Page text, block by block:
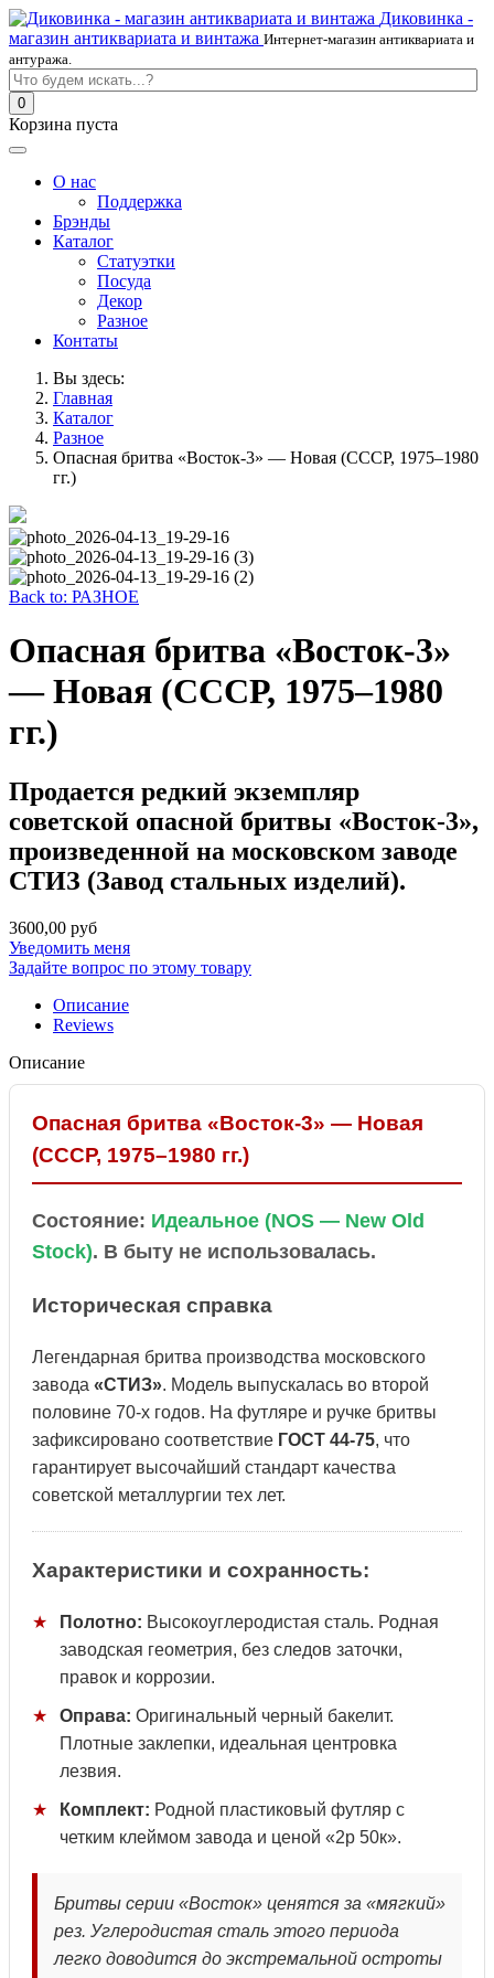
Диковинка -
магазин антиквариата и винтажа Интернет-магазин антиквариата и
антуража.
0
Корзина пуста
О нас
Поддержка
Брэнды
Каталог
Статуэтки
Посуда
Декор
Разное
Контаты
Вы здесь:
Главная
Каталог
Разное
Опасная бритва «Восток-3» — Новая (СССР, 1975–1980
гг.)
Back to: РАЗНОЕ
Опасная бритва «Восток-3»
— Новая (СССР, 1975–1980
гг.)
Продается редкий экземпляр
советской опасной бритвы «Восток-3»,
произведенной на московском заводе
СТИЗ (Завод стальных изделий).
3600,00 руб
Уведомить меня
Задайте вопрос по этому товару
Описание
Reviews
Описание
Опасная бритва «Восток-3» — Новая
(СССР, 1975–1980 гг.)
Состояние: Идеальное (NOS — New Old
Stock). В быту не использовалась.
Историческая справка
Легендарная бритва производства московского
завода «СТИЗ». Модель выпускалась во второй
половине 70-х годов. На футляре и ручке бритвы
зафиксировано соответствие ГОСТ 44-75, что
гарантирует высочайший стандарт качества
советской металлургии тех лет.
Характеристики и сохранность:
★ Полотно: Высокоуглеродистая сталь. Родная
заводская геометрия, без следов заточки,
правок и коррозии.
★ Оправа: Оригинальный черный бакелит.
Плотные заклепки, идеальная центровка
лезвия.
★ Комплект: Родной пластиковый футляр с
четким клеймом завода и ценой «2р 50к».
Бритвы серии «Восток» ценятся за «мягкий»
рез. Углеродистая сталь этого периода
легко доводится до экстремальной остроты